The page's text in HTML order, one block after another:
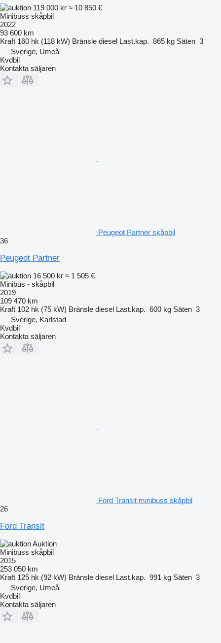
119 000 kr ≈ 10 850 €
Minibuss skåpbil
2022
93 600 km
Kraft 160 hk (118 kW) Bränsle diesel Last.kap. 865 kg Säten 3
Sverige, Umeå
Kvdbil
Kontakta säljaren
Peugeot Partner skåpbil
36
Peugeot Partner
16 500 kr ≈ 1 505 €
Minibus - skåpbil
2019
109 470 km
Kraft 102 hk (75 kW) Bränsle diesel Last.kap. 600 kg Säten 3
Sverige, Karlstad
Kvdbil
Kontakta säljaren
Ford Transit minibuss skåpbil
26
Ford Transit
Auktion
Minibuss skåpbil
2015
253 050 km
Kraft 125 hk (92 kW) Bränsle diesel Last.kap. 991 kg Säten 3
Sverige, Umeå
Kvdbil
Kontakta säljaren